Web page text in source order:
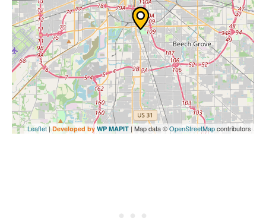
Leaflet | Developed by WP MAPIT | Map data ©OpenStreetMapcontributors